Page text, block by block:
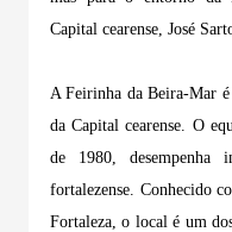
Capital cearense, José
A Feirinha da Beira-Mar
da Capital cearense. O
de 1980, desempenha
fortalezense. Conhecido
Fortaleza, o local é um